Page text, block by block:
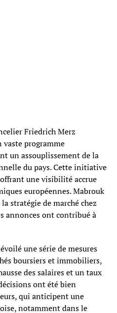
Friedrich Merz
vaste programme
un assouplissement de la
du pays. Cette initiative
une visibilité accrue
européennes. Mabrouk
stratégie de marché chez
annonces ont contribué à
une série de mesures
boursiers et immobiliers,
des salaires et un taux
ont été bien
qui anticipent une
notamment dans le